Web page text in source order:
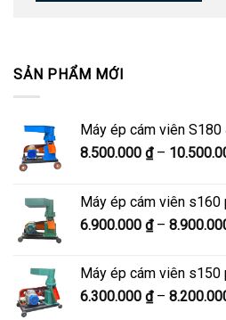
SẢN PHẨM MỚI
Máy ép cám viên S180
8.500.000 ₫ –
Máy ép cám viên s160
6.900.000 ₫ –
Máy ép cám viên s150
6.300.000 ₫ –